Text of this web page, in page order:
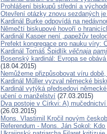
Prohlášení biskupů střední a
Otevření otázky znovu sezdaných
Kardinál Burke odpovídá na
Němečtí biskupové hovoří o
Kardinál Kasper není „papežův
Prefekt kongregace pro nauku víry:
Kardinál Tomáš Špidlík věčnaja
Bosenský kardinál: Evropa se
(18.04.2015)
Nemůžeme přizpůsobovat víru
Kardinál Műller vyzval německé
Kardinál vytýká předsedovi
učení o manželství (27.03.2015)
Dva postoje v Církvi: A)
(26.03.2015)
Mons. Vlastimil Kročil novým
Referendum - Mons. Ján Sokol: